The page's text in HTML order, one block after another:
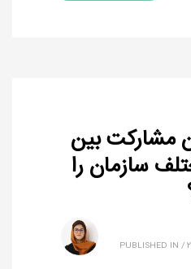
مشارکت بین
سازمان را
/
PUBLISHED IN